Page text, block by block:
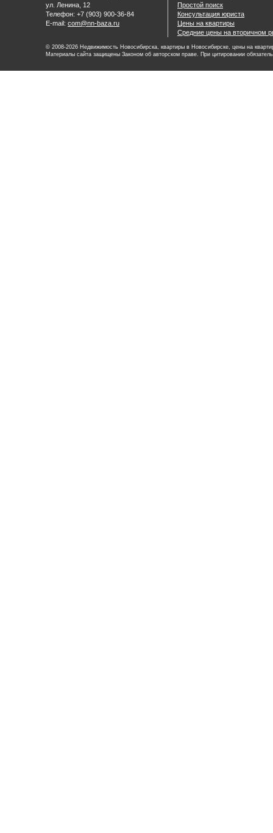
ул. Ленина, 12
Телефон: +7 (903) 900-36-84
E-mail: com@nn-baza.ru
Простой поиск
Консультация юриста
Цены на квартиры
Средние цены на вторичном
© 2008-2026 Недвижимость Новосибирска, квартиры в Новосибирске, цены на
Материалы сайта защищены Законом об авторском праве. При цитировании